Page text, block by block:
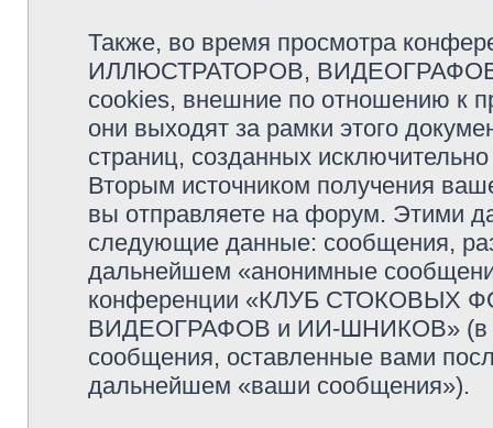
Также, во время просмотра
ИЛЛЮСТРАТОРОВ, ВИДЕОГРАФОВ
cookies, внешние по отношению к
они выходят за рамки этого
страниц, созданных
Вторым источником получения
вы отправляете на форум. Этими
следующие данные: сообщения,
дальнейшем «анонимные
конференции «КЛУБ
ВИДЕОГРАФОВ и ИИ-ШНИКОВ» (в
сообщения, оставленные вами
дальнейшем «ваши сообщения»).